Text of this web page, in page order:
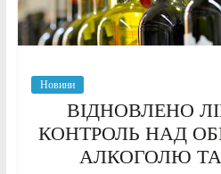
Новини
ВІДНОВЛЕНО
КОНТРОЛЬ НАД
АЛКОГОЛЮ